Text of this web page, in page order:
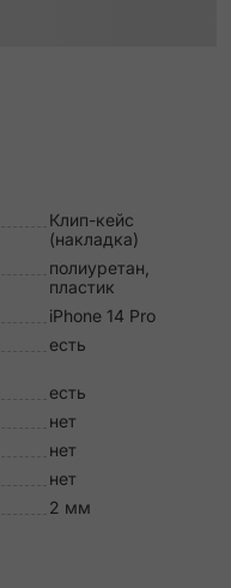
Клип-кейс
(накладка)
полиуретан,
пластик
iPhone 14 Pro
есть
есть
нет
нет
нет
2 мм